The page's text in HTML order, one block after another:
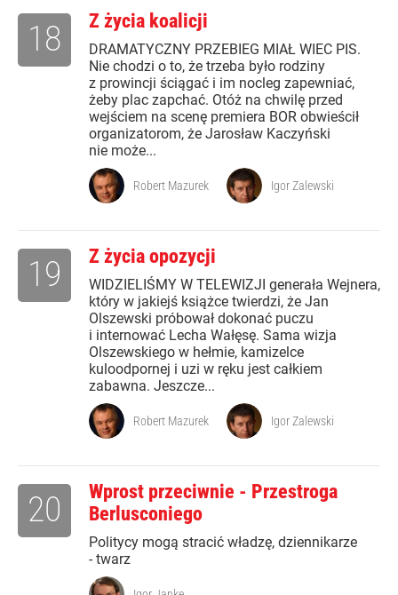
Z życia koalicji
DRAMATYCZNY PRZEBIEG MIAŁ WIEC PIS.
Nie chodzi o to, że trzeba było rodziny
z prowincji ściągać i im nocleg zapewniać,
żeby plac zapchać. Otóż na chwilę przed
wejściem na scenę premiera BOR obwieścił
organizatorom, że Jarosław Kaczyński
nie może...
18
Robert Mazurek Igor Zalewski
Z życia opozycji
WIDZIELIŚMY W TELEWIZJI generała Wejnera,
który w jakiejś książce twierdzi, że Jan
Olszewski próbował dokonać puczu
i internować Lecha Wałęsę. Sama wizja
Olszewskiego w hełmie, kamizelce
kuloodpornej i uzi w ręku jest całkiem
zabawna. Jeszcze...
19
Robert Mazurek Igor Zalewski
Wprost przeciwnie - Przestroga
Berlusconiego
Politycy mogą stracić władzę, dziennikarze
- twarz
20